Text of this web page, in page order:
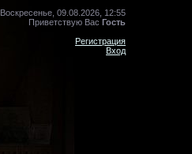
Воскресенье, 09.08.2026, 12:55
Приветствую Вас Гость
Регистрация
Вход